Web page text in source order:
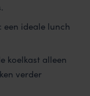
een ideale lunch
koelkast alleen
verder